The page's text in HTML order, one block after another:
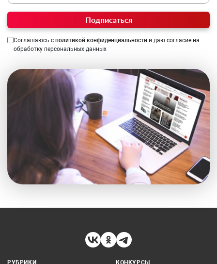
Подписаться
Соглашаюсь с политикой конфиденциальности и даю согласие на
обработку персональных данных
РУБРИКИ
КОНКУРСЫ